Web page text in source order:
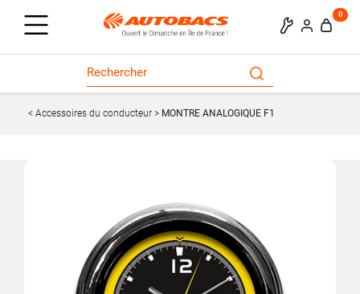
0
Accessoires du conducteur MONTRE ANALOGIQUE F1